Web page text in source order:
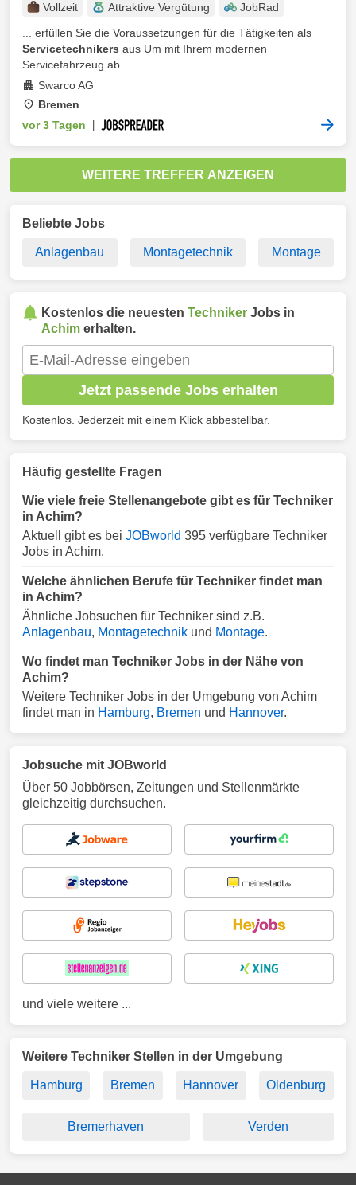
Vollzeit Attraktive Vergütung
JobRad
... erfüllen Sie die Voraussetzungen für die Tätigkeiten als
Servicetechnikers aus Um mit Ihrem modernen
Servicefahrzeug ab ...
Swarco AG
Bremen
vor 3 Tagen
WEITERE TREFFER ANZEIGEN
Beliebte Jobs
Anlagenbau Montagetechnik Montage
Kostenlos die neuesten Techniker Jobs in
Achim erhalten.
Jetzt passende Jobs erhalten
Kostenlos. Jederzeit mit einem Klick abbestellbar.
Häufig gestellte Fragen
Wie viele freie Stellenangebote gibt es für Techniker
in Achim?
Aktuell gibt es bei JOBworld 395 verfügbare Techniker
Jobs in Achim.
Welche ähnlichen Berufe für Techniker findet man
in Achim?
Ähnliche Jobsuchen für Techniker sind z.B.
Anlagenbau, Montagetechnik und Montage.
Wo findet man Techniker Jobs in der Nähe von
Achim?
Weitere Techniker Jobs in der Umgebung von Achim
findet man in Hamburg, Bremen und Hannover.
Jobsuche mit JOBworld
Über 50 Jobbörsen, Zeitungen und Stellenmärkte
gleichzeitig durchsuchen.
und viele weitere ...
Weitere Techniker Stellen in der Umgebung
Hamburg Bremen Hannover Oldenburg
Bremerhaven Verden